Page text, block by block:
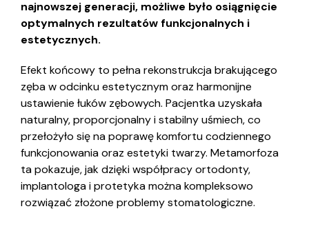
najnowszej generacji, możliwe było osiągnięcie
optymalnych rezultatów funkcjonalnych i
estetycznych.
Efekt końcowy to pełna rekonstrukcja brakującego
zęba w odcinku estetycznym oraz harmonijne
ustawienie łuków zębowych. Pacjentka uzyskała
naturalny, proporcjonalny i stabilny uśmiech, co
przełożyło się na poprawę komfortu codziennego
funkcjonowania oraz estetyki twarzy. Metamorfoza
ta pokazuje, jak dzięki współpracy ortodonty,
implantologa i protetyka można kompleksowo
rozwiązać złożone problemy stomatologiczne.